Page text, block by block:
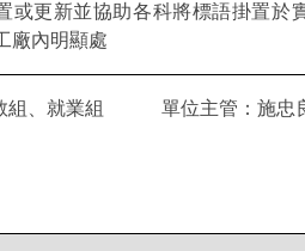
或更新並協助各科將標語掛置於
廠內明顯處
組、就業組 單位主管：施忠